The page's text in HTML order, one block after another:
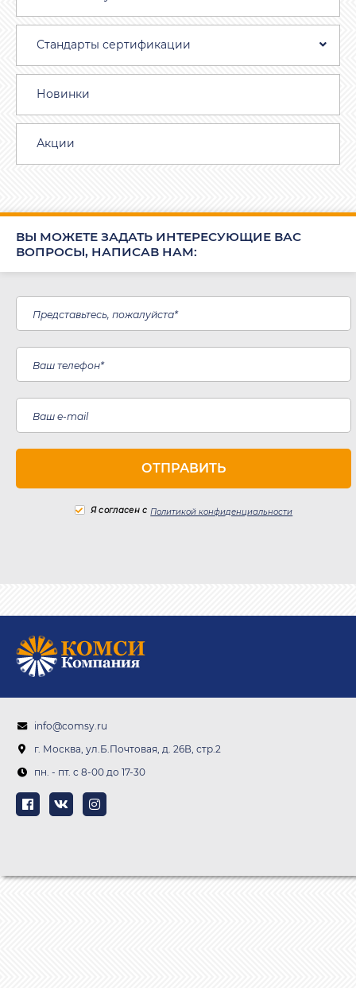
Стандарты сертификации
Новинки
Акции
ВЫ МОЖЕТЕ ЗАДАТЬ ИНТЕРЕСУЮЩИЕ ВАС
ВОПРОСЫ, НАПИСАВ НАМ:
Я согласен с Политикой конфиденциальности
info@comsy.ru
г. Москва, ул.Б.Почтовая, д. 26В, стр.2
пн. - пт. c 8-00 до 17-30